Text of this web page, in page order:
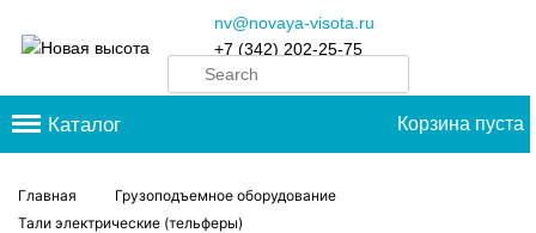
nv@novaya-visota.ru
+7 (342) 202-25-75
Корзина пуста
Каталог
Главная
Грузоподъемное оборудование
Тали электрические (тельферы)